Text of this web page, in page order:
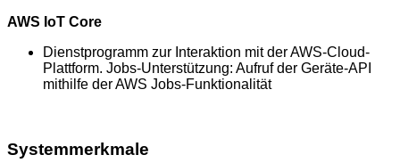
AWS IoT Core
Dienstprogramm zur Interaktion mit der AWS-Cloud-
Plattform. Jobs-Unterstützung: Aufruf der Geräte-API
mithilfe der AWS Jobs-Funktionalität
Systemmerkmale